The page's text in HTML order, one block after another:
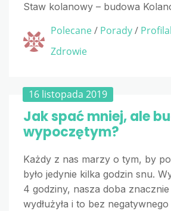
Staw kolanowy – budowa
Polecane/ Porady/
Zdrowie
16 listopada 2019
Jak spać mniej, ale
wypoczętym?
Każdy z nas marzy o tym, by
było jedynie kilka godzin snu.
4 godziny, nasza doba
wydłużyła i to bez